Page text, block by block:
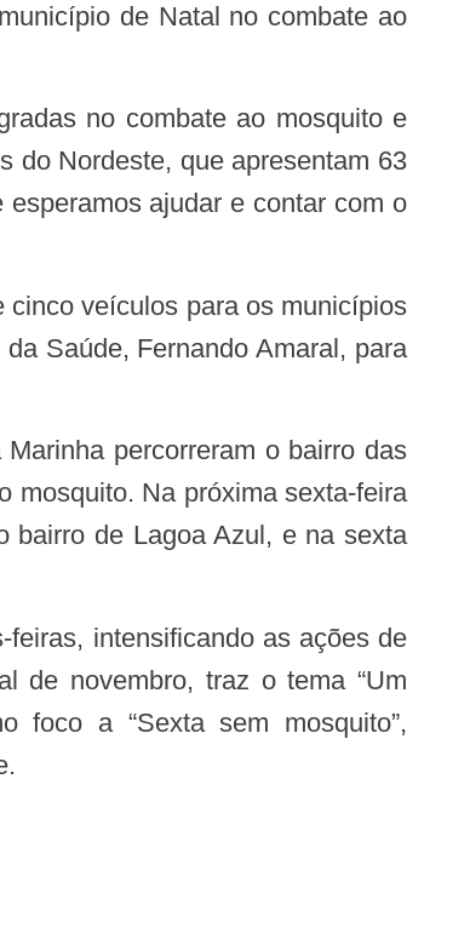
de Natal no combate ao
do Nordeste, que apresentam 63
ajudar e contar com o
Saúde, Fernando Amaral, para
mosquito. Na próxima sexta-feira
bairro de Lagoa Azul, e na sexta
de novembro, traz o tema “Um
foco a “Sexta sem mosquito”,